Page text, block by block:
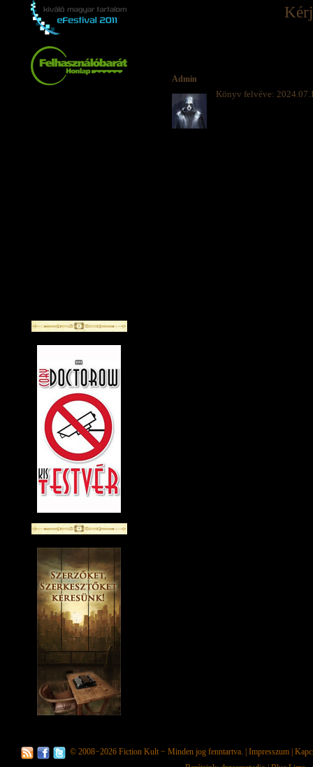
Admin
Könyv felvéve:
© 2008−2026 Fiction Kult − Minden jog fenntartva. | Impresszum